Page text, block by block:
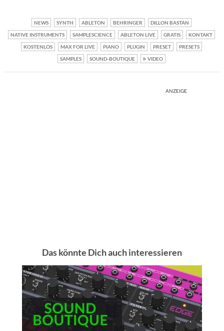
NEWS SYNTH ABLETON BEHRINGER
DILLON BASTAN
NATIVE INSTRUMENTS
SAMPLESCIENCE ABLETON LIVE GRATIS
KONTAKT
KOSTENLOS
MAX FOR LIVE PIANO PLUGIN PRESET
PRESETS
SAMPLES
SOUND-BOUTIQUE VIDEO
ANZEIGE
Das könnte Dich auch interessieren